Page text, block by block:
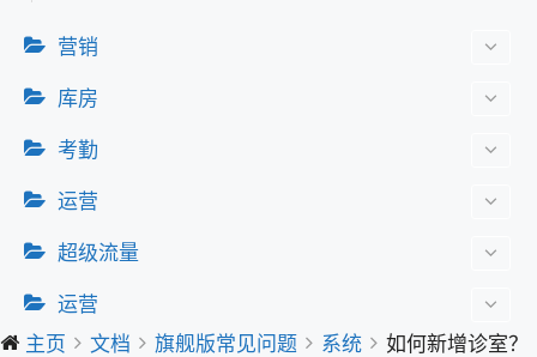
营销
库房
考勤
运营
超级流量
运营
主页
文档 旗舰版常见问题 系统 如何新增诊室？